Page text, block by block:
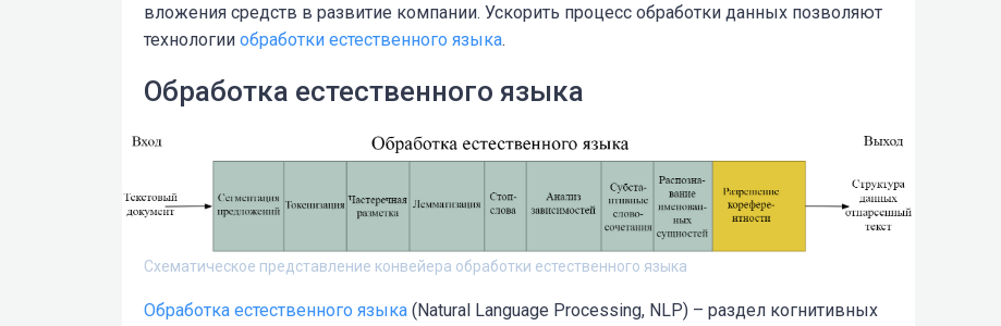
вложения средств в развитие компании. Ускорить процесс обработки данных позволяют
технологии обработки естественного языка.
Обработка естественного языка
Схематическое представление конвейера обработки естественного языка
Обработка естественного языка (Natural Language Processing, NLP) – раздел когнитивных